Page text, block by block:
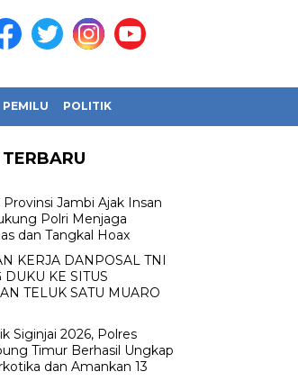
PEMILU POLITIK
Jambi Ajak Insan
Polri Menjaga
dan Tangkal Hoax
KERJA DANPOSAL TNI
DUKU KE SITUS
TELUK SATU MUARO
Siginjai 2026, Polres
Timur Berhasil Ungkap
dan Amankan 13